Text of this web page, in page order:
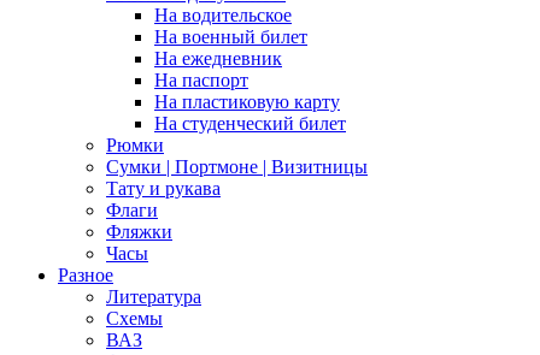
На водительское
На военный билет
На ежедневник
На паспорт
На пластиковую карту
На студенческий билет
Рюмки
Сумки | Портмоне | Визитницы
Тату и рукава
Флаги
Фляжки
Часы
Разное
Литература
Схемы
ВАЗ